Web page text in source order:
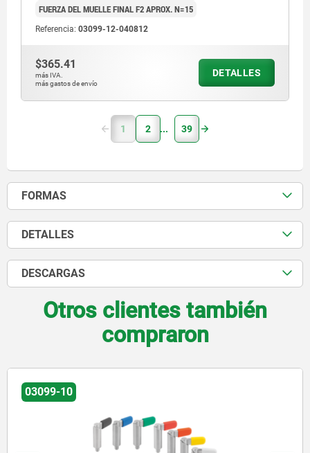
FUERZA DEL MUELLE FINAL F2 APROX. N=15
Referencia: 03099-12-040812
$365.41
más IVA.
más gastos de envío
DETALLES
1 2 39
FORMAS
DETALLES
DESCARGAS
Otros clientes también
compraron